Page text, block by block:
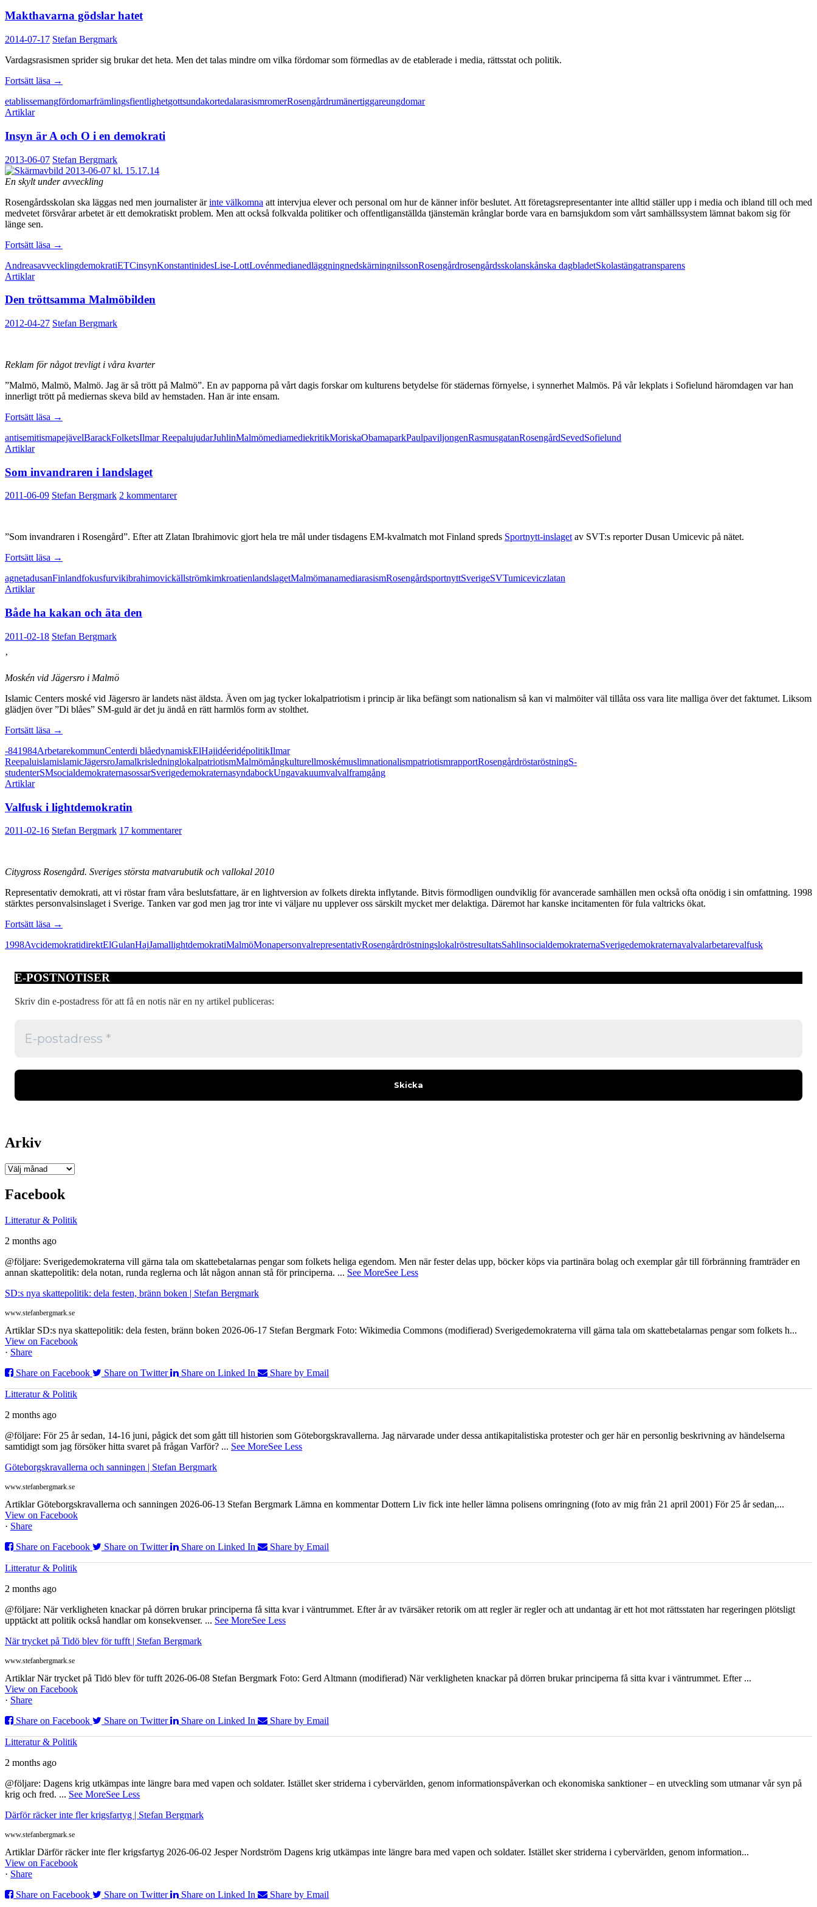
Makthavarna gödslar hatet
2014-07-17 Stefan Bergmark
Vardagsrasismen sprider sig brukar det heta. Men det talas mindre om vilka fördomar som förmedlas av de etablerade i media, rättsstat och politik.
Fortsätt läsa Makthavarna
hatet
→
etablissemangfördomarfrämlingsfientlighetgottsundakortedalarasismromerRosengårdrumänertiggareungdomar
Artiklar
Insyn är A och O i en demokrati
2013-06-07 Stefan Bergmark
En skylt under avveckling
Rosengårdsskolan ska läggas ned men journalister ärinte välkomna att intervjua elever och personal om hur de känner inför beslutet. Att företagsrepresentanter inte alltid ställer upp i media och ibland till och med
medvetet försvårar arbetet är ett demokratiskt problem. Men att också folkvalda politiker och offentliganställda tjänstemän krånglar borde vara en barnsjukdom som vårt samhällssystem lämnat bakom sig för
länge sen.
Fortsätt läsa Insyn
A
i
demokrati
→
AndreasavvecklingdemokratiETCinsynKonstantinidesLise-LottLovénmedianedläggningnedskärningnilssonRosengårdrosengårdsskolanskånska dagbladetSkolastängatransparens
Artiklar
Den tröttsamma Malmöbilden
2012-04-27 Stefan Bergmark
Reklam för något trevligt i våra kvarter
”Malmö, Malmö, Malmö. Jag är så trött på Malmö”. En av papporna på vårt dagis forskar om kulturens betydelse för städernas förnyelse, i synnerhet Malmös. På vår lekplats i Sofielund häromdagen var han
innerligt trött på mediernas skeva bild av hemstaden. Han är inte ensam.
Fortsätt läsa Den
Malmöbilden
→
antisemitismapejävelBarackFolketsIlmar ReepalujudarJuhlinMalmömediamediekritikMoriskaObamaparkPaulpaviljongenRasmusgatanRosengårdSevedSofielund
Artiklar
Som invandraren i landslaget
2011-06-09 Stefan Bergmark 2 kommentarer
”Som invandraren i Rosengård”. Efter att Zlatan Ibrahimovic gjort hela tre mål under tisdagens EM-kvalmatch mot Finland spreds Sportnytt-inslagetav SVT:s reporter Dusan Umicevic på nätet.
Fortsätt läsa Som
i
→
agnetadusanFinlandfokusfurvikibrahimovickällströmkimkroatienlandslagetMalmömanamediarasismRosengårdsportnyttSverigeSVTumiceviczlatan
Artiklar
Både ha kakan och äta den
2011-02-18 Stefan Bergmark
’
Moskén vid Jägersro i Malmö
Islamic Centers moské vid Jägersro är landets näst äldsta. Även om jag tycker lokalpatriotism i princip är lika befängt som nationalism så kan vi malmöiter väl tillåta oss vara lite malliga över det faktumet. Liksom
glädjen över ”Di blåes” SM-guld är det ju ändå en rätt harmlös form av stolthet.
Fortsätt läsa Både
kakan
och
äta
→
-841984ArbetarekommunCenterdi blåedynamiskElHajidéeridépolitikIlmar
ReepaluislamislamicJägersroJamalkrisledninglokalpatriotismMalmömångkulturellmoskémuslimnationalismpatriotismrapportRosengårdröstaröstningS-
studenterSMsocialdemokraternasossarSverigedemokraternasyndabockUngavakuumvalvalframgång
Artiklar
Valfusk i lightdemokratin
2011-02-16 Stefan Bergmark 17 kommentarer
Citygross Rosengård. Sveriges största matvarubutik och vallokal 2010
Representativ demokrati, att vi röstar fram våra beslutsfattare, är en lightversion av folkets direkta inflytande. Bitvis förmodligen oundviklig för avancerade samhällen men också ofta onödig i sin omfattning. 1998
stärktes personvalsinslaget i Sverige. Tanken var god men jag tror inte vi väljare nu upplever oss särskilt mycket mer delaktiga. Däremot har kanske incitamenten för fula valtricks ökat.
Fortsätt läsa Valfusk
lightdemokratin
→
1998AvcidemokratidirektElGulanHajJamallightdemokratiMalmöMonapersonvalrepresentativRosengårdröstningslokalröstresultatsSahlinsocialdemokraternaSverigedemokraternavalvalarbetarevalfusk
E-POSTNOTISER
Skriv din e-postadress för att få en notis när en ny artikel publiceras:
Arkiv
Arkiv
Facebook
Litteratur & Politik
2 months ago
@följare: Sverigedemokraterna vill gärna tala om skattebetalarnas pengar som folkets heliga egendom. Men när fester delas upp, böcker köps via partinära bolag och exemplar går till förbränning framträder en
annan skattepolitik: dela notan, runda reglerna och låt någon annan stå för principerna. ... See MoreSee Less
SD:s nya skattepolitik: dela festen, bränn boken | Stefan Bergmark
www.stefanbergmark.se
Artiklar SD:s nya skattepolitik: dela festen, bränn boken 2026-06-17 Stefan Bergmark Foto: Wikimedia Commons (modifierad) Sverigedemokraterna vill gärna tala om skattebetalarnas pengar som folkets h...
View on Facebook
· Share
Share on Facebook
Share on Twitter Share on Linked In Share by Email
Litteratur & Politik
2 months ago
@följare: För 25 år sedan, 14-16 juni, pågick det som gått till historien som Göteborgskravallerna. Jag närvarade under dessa antikapitalistiska protester och ger här en personlig beskrivning av händelserna
samtidigt som jag försöker hitta svaret på frågan Varför? ... See MoreSee Less
Göteborgskravallerna och sanningen | Stefan Bergmark
www.stefanbergmark.se
Artiklar Göteborgskravallerna och sanningen 2026-06-13 Stefan Bergmark Lämna en kommentar Dottern Liv fick inte heller lämna polisens omringning (foto av mig från 21 april 2001) För 25 år sedan,...
View on Facebook
· Share
Share on Facebook
Share on Twitter Share on Linked In Share by Email
Litteratur & Politik
2 months ago
@följare: När verkligheten knackar på dörren brukar principerna få sitta kvar i väntrummet. Efter år av tvärsäker retorik om att regler är regler och att undantag är ett hot mot rättsstaten har regeringen plötsligt
upptäckt att politik också handlar om konsekvenser. ... See MoreSee Less
När trycket på Tidö blev för tufft | Stefan Bergmark
www.stefanbergmark.se
Artiklar När trycket på Tidö blev för tufft 2026-06-08 Stefan Bergmark Foto: Gerd Altmann (modifierad) När verkligheten knackar på dörren brukar principerna få sitta kvar i väntrummet. Efter ...
View on Facebook
· Share
Share on Facebook
Share on Twitter Share on Linked In Share by Email
Litteratur & Politik
2 months ago
@följare: Dagens krig utkämpas inte längre bara med vapen och soldater. Istället sker striderna i cybervärlden, genom informationspåverkan och ekonomiska sanktioner – en utveckling som utmanar vår syn på
krig och fred. ... See MoreSee Less
Därför räcker inte fler krigsfartyg | Stefan Bergmark
www.stefanbergmark.se
Artiklar Därför räcker inte fler krigsfartyg 2026-06-02 Jesper Nordström Dagens krig utkämpas inte längre bara med vapen och soldater. Istället sker striderna i cybervärlden, genom information...
View on Facebook
· Share
Share on Facebook
Share on Twitter Share on Linked In Share by Email